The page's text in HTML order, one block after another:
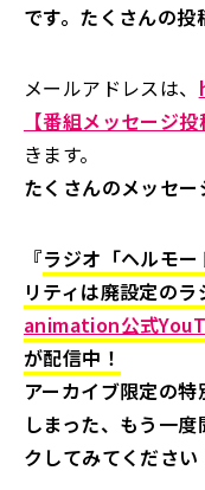
です。たくさんの投
メールアドレスは、
【番組メッセージ投
きます。
たくさんのメッセー
『ラジオ「ヘルモ
リティは廃設定のラ
animation公式
が配信中！
アーカイブ限定の
しまった、もう一
クしてみてください